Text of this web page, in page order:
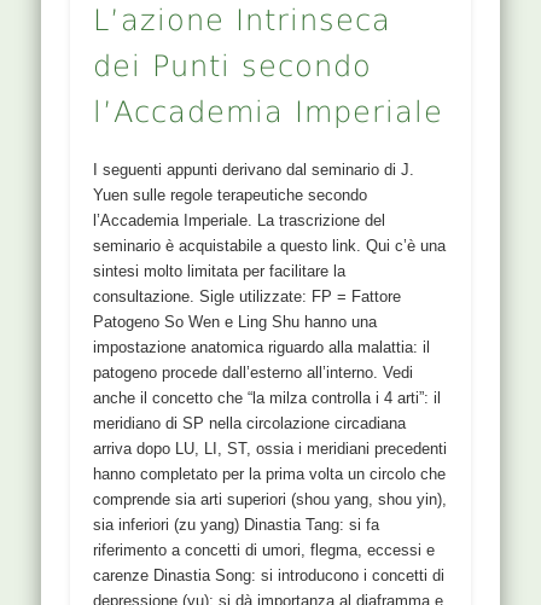
L’azione Intrinseca
dei Punti secondo
l’Accademia Imperiale
I seguenti appunti derivano dal seminario di J.
Yuen sulle regole terapeutiche secondo
l’Accademia Imperiale. La trascrizione del
seminario è acquistabile a questo link. Qui c’è una
sintesi molto limitata per facilitare la
consultazione. Sigle utilizzate: FP = Fattore
Patogeno So Wen e Ling Shu hanno una
impostazione anatomica riguardo alla malattia: il
patogeno procede dall’esterno all’interno. Vedi
anche il concetto che “la milza controlla i 4 arti”: il
meridiano di SP nella circolazione circadiana
arriva dopo LU, LI, ST, ossia i meridiani precedenti
hanno completato per la prima volta un circolo che
comprende sia arti superiori (shou yang, shou yin),
sia inferiori (zu yang) Dinastia Tang: si fa
riferimento a concetti di umori, flegma, eccessi e
carenze Dinastia Song: si introducono i concetti di
depressione (yu); si dà importanza al diaframma e